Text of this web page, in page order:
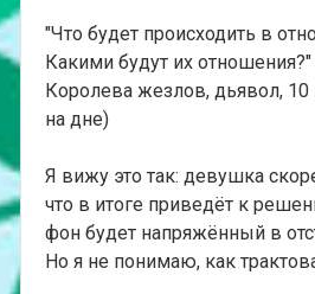
"Что будет происходить в
Какими будут их отношения?"
Королева жезлов, дьявол,
на дне)
Я вижу это так: девушка
что в итоге приведёт к
фон будет напряжённый в
Но я не понимаю, как